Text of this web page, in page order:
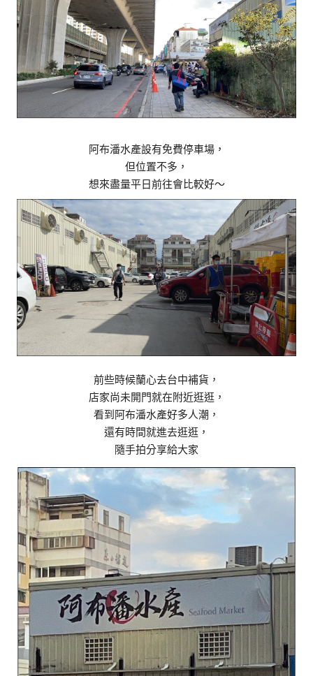
阿布潘水產設有免費停車場，
但位置不多，
想來盡量平日前往會比較好～
前些時候蘭心去台中補貨，
店家尚未開門就在附近逛逛，
看到阿布潘水產好多人潮，
還有時間就進去逛逛，
隨手拍分享給大家